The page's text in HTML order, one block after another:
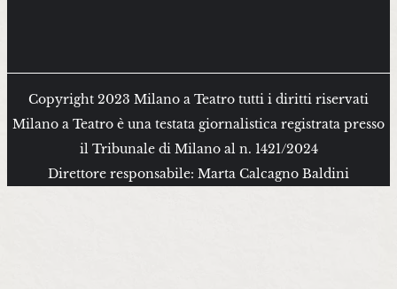
Copyright 2023 Milano a Teatro tutti i diritti riservati
Milano a Teatro è una testata giornalistica registrata presso
il Tribunale di Milano al n. 1421/2024
Direttore responsabile: Marta Calcagno Baldini